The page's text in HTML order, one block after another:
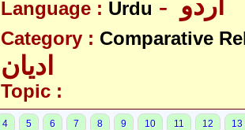
Language : Urdu
Category : Comparative
ادیان
Topic :
4 5 6 7 8 9 10 11 12
13